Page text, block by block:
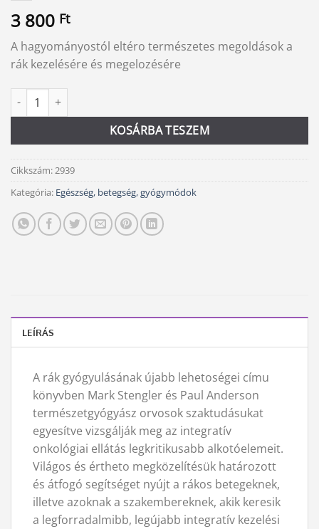
3 800 Ft
A hagyományostól eltéro természetes megoldások a
rák kezelésére és megelozésére
A rák gyógyulásának újabb lehetőségei mennyiség
KOSÁRBA TESZEM
Alternative:
Cikkszám:2939
Kategória: Egészség, betegség, gyógymódok
LEÍRÁS
A rák gyógyulásának újabb lehetoségei címu
könyvben Mark Stengler és Paul Anderson
természetgyógyász orvosok szaktudásukat
egyesítve vizsgálják meg az integratív
onkológiai ellátás legkritikusabb alkotóelemeit.
Világos és értheto megközelítésük határozott
és átfogó segítséget nyújt a rákos betegeknek,
illetve azoknak a szakembereknek, akik keresik
a legforradalmibb, legújabb integratív kezelési